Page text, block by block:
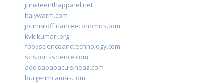
juneteenthapparel.net
italywarm.com
journaloffinanceeconomics.com
kvk-kumari.org
foodscienceandtechnology.com
scisportsscience.com
addisababacuisineaz.com
burgerimcamas.com